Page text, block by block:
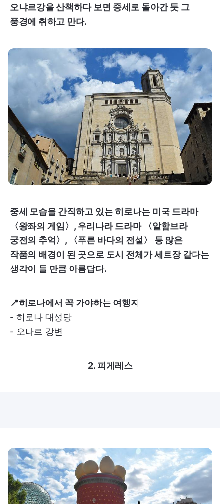
오냐르강을 산책하다 보면 중세로 돌아간 듯 그
풍경에 취하고 만다.
중세 모습을 간직하고 있는 히로나는 미국 드라마
〈왕좌의 게임〉, 우리나라 드라마 〈알함브라
궁전의 추억〉, 〈푸른 바다의 전설〉 등 많은
작품의 배경이 된 곳으로 도시 전체가 세트장 같다는
생각이 들 만큼 아름답다.
📍히로나에서 꼭 가야하는 여행지
- 히로나 대성당
- 오나르 강변
2. 피게레스